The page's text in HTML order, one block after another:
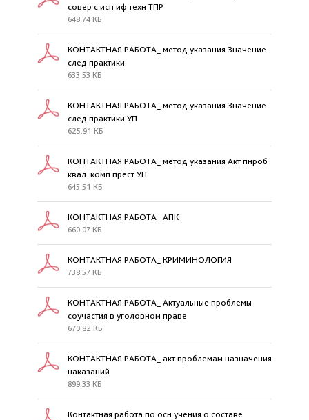
совер с исп иф техн ТПР
648.74 КБ
КОНТАКТНАЯ РАБОТА_ метод указания Значение
след практики
633.53 КБ
КОНТАКТНАЯ РАБОТА_ метод указания Значение
след практики УП
625.91 КБ
КОНТАКТНАЯ РАБОТА_ метод указания Акт пнроб
квал. комп прест УП
645.51 КБ
КОНТАКТНАЯ РАБОТА_ АПК
660.07 КБ
КОНТАКТНАЯ РАБОТА_ КРИМИНОЛОГИЯ
738.57 КБ
КОНТАКТНАЯ РАБОТА_ Актуальные проблемы
соучастия в уголовном праве
670.82 КБ
КОНТАКТНАЯ РАБОТА_ акт проблемам назначения
наказаний
899.33 КБ
Контактная работа по осн.учения о составе